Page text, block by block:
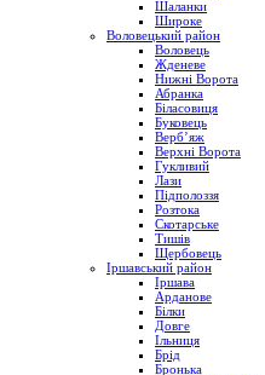
Шаланки
Широке
Воловецький район
Воловець
Жденеве
Нижні Ворота
Абранка
Біласовиця
Буковець
Верб’яж
Верхні Ворота
Гукливий
Лази
Підполоззя
Розтока
Скотарське
Тишів
Щербовець
Іршавський район
Іршава
Арданове
Білки
Довге
Ільниця
Брід
Бронька